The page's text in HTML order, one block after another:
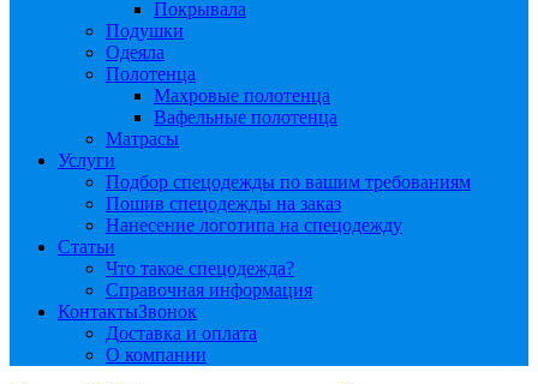
Покрывала
Подушки
Одеяла
Полотенца
Махровые полотенца
Вафельные полотенца
Матрасы
Услуги
Подбор спецодежды по вашим требованиям
Пошив спецодежды на заказ
Нанесение логотипа на спецодежду
Статьи
Что такое спецодежда?
Справочная информация
КонтактыЗвонок
Доставка и оплата
О компании